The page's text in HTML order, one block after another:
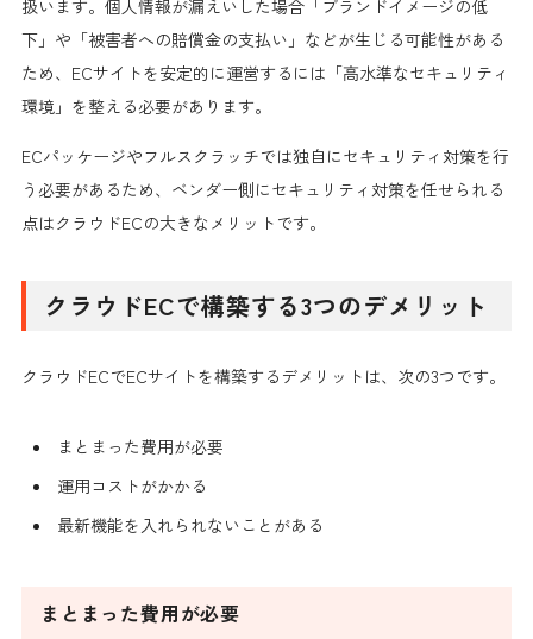
扱います。個人情報が漏えいした場合「ブランドイメージの低
下」や「被害者への賠償金の支払い」などが生じる可能性がある
ため、ECサイトを安定的に運営するには「高水準なセキュリティ
環境」を整える必要があります。
ECパッケージやフルスクラッチでは独自にセキュリティ対策を行
う必要があるため、ベンダー側にセキュリティ対策を任せられる
点はクラウドECの大きなメリットです。
クラウドECで構築する3つのデメリット
クラウドECでECサイトを構築するデメリットは、次の3つです。
まとまった費用が必要
運用コストがかかる
最新機能を入れられないことがある
まとまった費用が必要